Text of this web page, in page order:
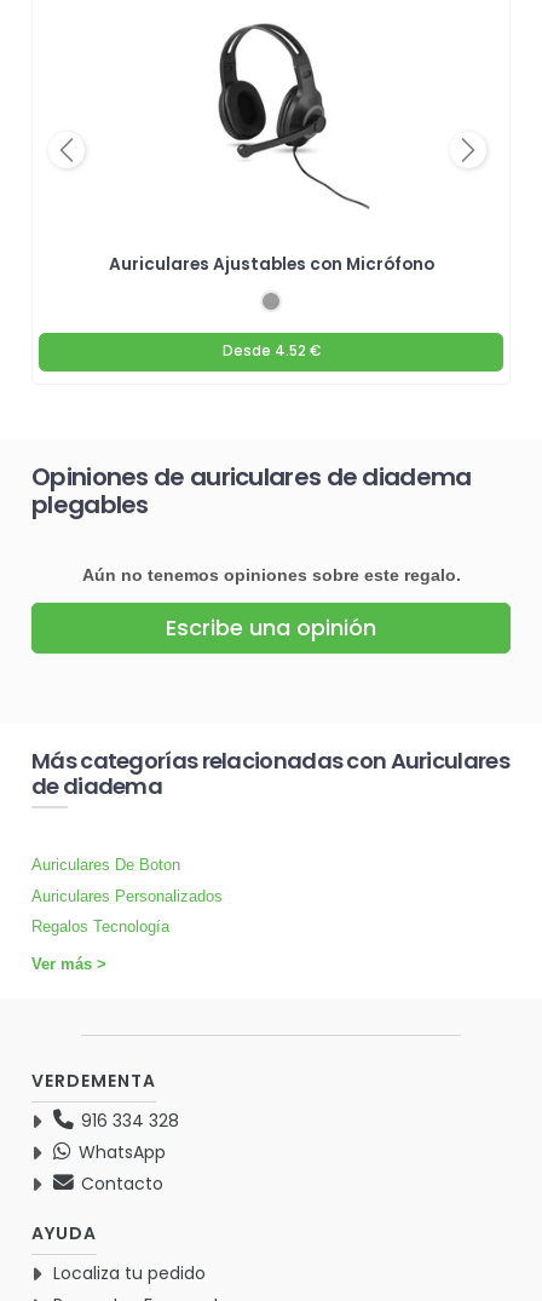
Auriculares Ajustables con Micrófono
Desde 4.52 €
Previous Next
Opiniones de auriculares de diadema
plegables
Aún no tenemos opiniones sobre este regalo.
Escribe una opinión
Más categorías relacionadas con Auriculares
de diadema
Auriculares De Boton
Auriculares Personalizados
Regalos Tecnología
Ver más >
VERDEMENTA
916 334 328
WhatsApp
Contacto
AYUDA
Localiza tu pedido